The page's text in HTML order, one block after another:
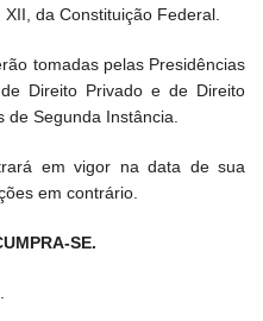
da Constituição Federal.
tomadas pelas Presidências
Direito Privado e de Direito
Segunda Instância.
em vigor na data de sua
em contrário.
SE.